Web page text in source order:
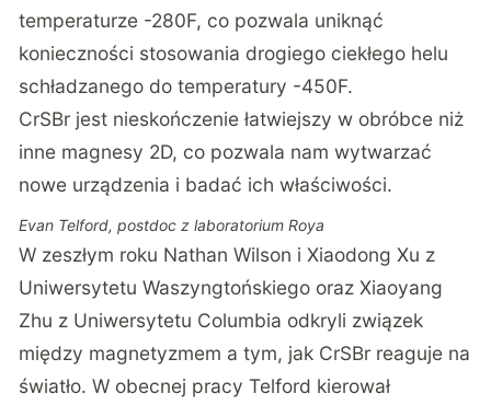
temperaturze -280F, co pozwala uniknąć
konieczności stosowania drogiego ciekłego helu
schładzanego do temperatury -450F.
CrSBr jest nieskończenie łatwiejszy w obróbce niż
inne magnesy 2D, co pozwala nam wytwarzać
nowe urządzenia i badać ich właściwości.
Evan Telford, postdoc z laboratorium Roya
W zeszłym roku Nathan Wilson i Xiaodong Xu z
Uniwersytetu Waszyngtońskiego oraz Xiaoyang
Zhu z Uniwersytetu Columbia odkryli związek
między magnetyzmem a tym, jak CrSBr reaguje na
światło. W obecnej pracy Telford kierował